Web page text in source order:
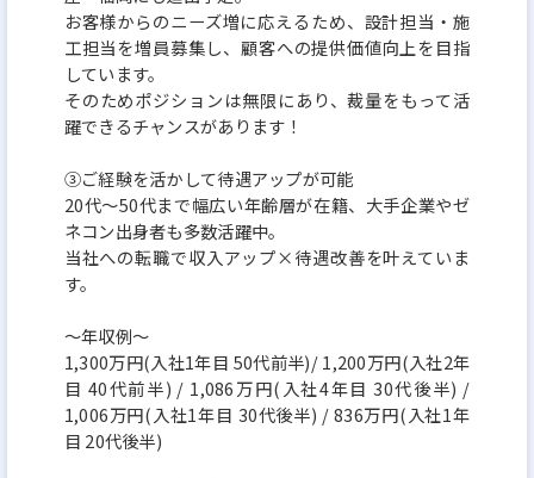
お客様からのニーズ増に応えるため、設計担当・施
工担当を増員募集し、顧客への提供価値向上を目指
しています。
そのためポジションは無限にあり、裁量をもって活
躍できるチャンスがあります！
③ご経験を活かして待遇アップが可能
20代～50代まで幅広い年齢層が在籍、大手企業やゼ
ネコン出身者も多数活躍中。
当社への転職で収入アップ×待遇改善を叶えていま
す。
～年収例～
1,300万円(入社1年目 50代前半)/ 1,200万円(入社2年
目 40代前半) / 1,086万円(入社4年目 30代後半) /
1,006万円(入社1年目 30代後半) / 836万円(入社1年
目 20代後半)